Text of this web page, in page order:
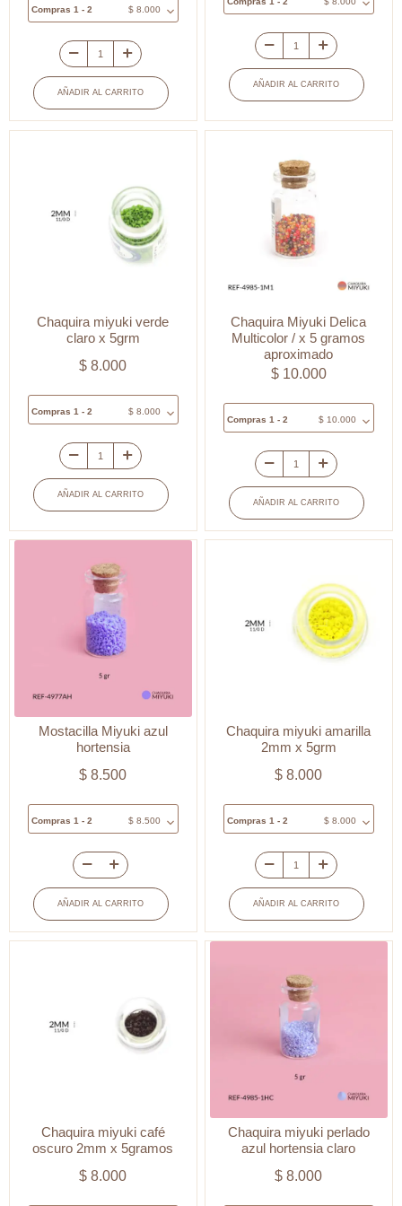
Compras 1 - 2 $8.000
Chaquira
miyuki
verde
aguamarina
5grm
cantidad
AÑADIR AL CARRITO
Chaquira
miyuki
rojo
bandera
5grm
cantidad
AÑADIR AL CARRITO
Chaquira miyuki verde
claro x 5grm
$ 8.000
Compras 1 - 2 $8.000
Chaquira
miyuki
verde
claro
5grm
cantidad
AÑADIR AL CARRITO
Chaquira Miyuki Delica
Multicolor / x 5 gramos
aproximado
$10.000
Compras 1 - 2 $10.000
Chaquira
Miyuki
Delica
Multicolor
gramos
aproximado
AÑADIR AL CARRITO
Mostacilla Miyuki azul
hortensia
$ 8.500
Compras 1 - 2 $8.500
Mostacilla
Miyuki
azul
hortensia
AÑADIR AL CARRITO
Chaquira miyuki amarilla
2mm x 5grm
$ 8.000
Compras 1 - 2 $8.000
Chaquira
miyuki
amarilla
2mm
5grm
cantidad
AÑADIR AL CARRITO
Chaquira miyuki café
oscuro 2mm x 5gramos
$ 8.000
Chaquira miyuki perlado
azul hortensia claro
$ 8.000